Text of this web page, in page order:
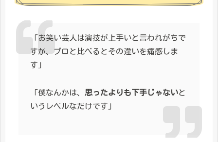
「お笑い芸人は演技が上手いと言われがちで
すが、プロと比べるとその違いを痛感しま
す」
「僕なんかは、 思ったよりも下手じゃないと
いうレベルなだけです」